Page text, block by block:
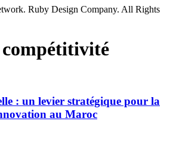
Ruby Design Company. All Rights
compétitivité
: un levier stratégique pour la
au Maroc